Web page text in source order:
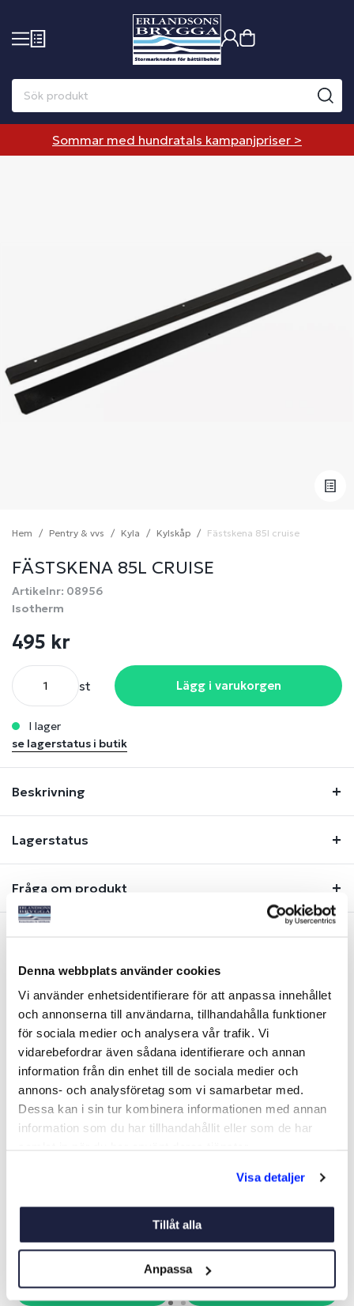
Denna webbplats använder cookies
Vi använder enhetsidentifierare för att anpassa innehållet
och annonserna till användarna, tillhandahålla funktioner
för sociala medier och analysera vår trafik. Vi
vidarebefordrar även sådana identifierare och annan
information från din enhet till de sociala medier och
annons- och analysföretag som vi samarbetar med.
Dessa kan i sin tur kombinera informationen med annan
information som du har tillhandahållit eller som de har
Visa detaljer
Tillåt alla
Anpassa
Sommar med hundratals kampanjpriser >
Hem Pentry & vvs Kyla Kylskåp Fästskena 85l cruise
FÄSTSKENA 85L CRUISE
Artikelnr: 08956
Isotherm
495 kr
st Lägg i varukorgen
i lager
se lagerstatus i butik
Beskrivning
Lagerstatus
Fråga om produkt
Liknande produkter
-18%
Köp
-21%
4 750 kr
Köp